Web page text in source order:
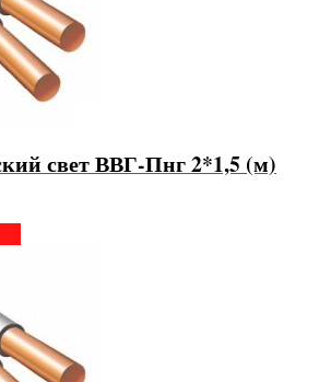
свет ВВГ-Пнг 2*1,5 (м)